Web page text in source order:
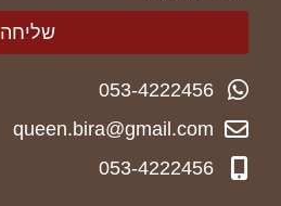
053-4222456
queen.bira@gmail.com
053-4222456
שליחה